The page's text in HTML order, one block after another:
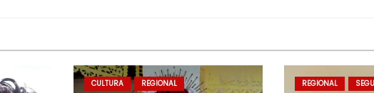
CULTURA REGIONAL REGIONAL